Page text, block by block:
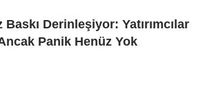
Derinleşiyor: Yatırımcılar
Panik Henüz Yok